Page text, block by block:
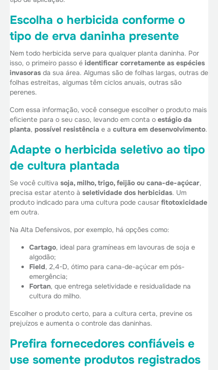
Escolha o herbicida conforme o
tipo de erva daninha presente
Nem todo herbicida serve para qualquer planta daninha. Por
isso, o primeiro passo é identificar corretamente as espécies
invasoras da sua área. Algumas são de folhas largas, outras de
folhas estreitas, algumas têm ciclos anuais, outras são
perenes.
Com essa informação, você consegue escolher o produto mais
eficiente para o seu caso, levando em conta o estágio da
planta, possível resistência e a cultura em desenvolvimento.
Adapte o herbicida seletivo ao tipo
de cultura plantada
Se você cultiva soja, milho, trigo, feijão ou cana-de-açúcar,
precisa estar atento à seletividade dos herbicidas. Um
produto indicado para uma cultura pode causar fitotoxicidade
em outra.
Na Alta Defensivos, por exemplo, há opções como:
Cartago, ideal para gramíneas em lavouras de soja e
algodão;
Field, 2,4-D, ótimo para cana-de-açúcar em pós-
emergência;
Fortan, que entrega seletividade e residualidade na
cultura do milho.
Escolher o produto certo, para a cultura certa, previne os
prejuízos e aumenta o controle das daninhas.
Prefira fornecedores confiáveis e
use somente produtos registrados